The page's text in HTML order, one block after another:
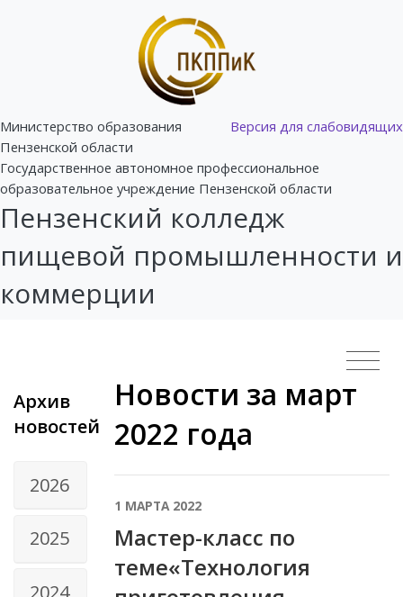
Версия для слабовидящих
Министерство образования
Пензенской области
Государственное автономное профессиональное
образовательное учреждение Пензенской области
Пензенский колледж
пищевой промышленности и
коммерции
Архив
новостей
2026
2025
2024
Новости за март
2022 года
1 МАРТА 2022
Мастер-класс по
теме«Технология